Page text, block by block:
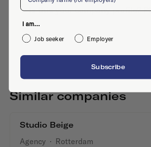
Is this your company profile?
Similar companies
Studio Beige
Agency · Rotterdam
I am...
Job seeker
Employer
Subscribe